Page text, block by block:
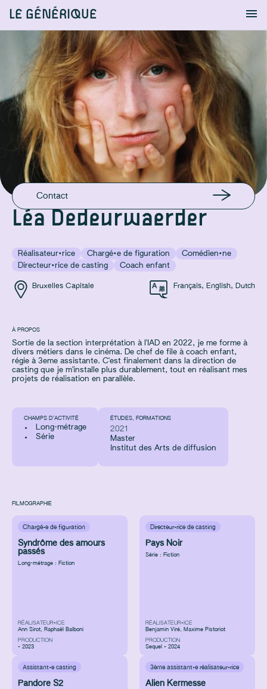
LE GÉNÉRIQUE
S'identifier Chercher
Bruxelles Capitale Français, English, Dutch
Léa Dedeurwaerder
Réalisateur·rice Chargé·e de figuration
Comédien·ne
Directeur·rice de casting
Coach enfant
À PROPOS
Sortie de la section interprétation à l'IAD en 2022, je me forme à
divers métiers dans le cinéma. De chef de file à coach enfant,
régie à 3eme assistante. C'est finalement dans la direction de
casting que je m'installe plus durablement, tout en réalisant mes
projets de réalisation en parallèle.
EN LIGNE
Site Pro
leadede@hotmail.com
+32493357236
Contact
CHAMPS D’ACTIVITÉ
Long-métrage
Série
ÉTUDES, FORMATIONS
2021
Master
Institut des Arts de diffusion
FILMOGRAPHIE
Chargé·e de figuration
Syndrôme des amours
passés
Long-métrage : Fiction
RÉALISATEUR•ICE
Ann Sirot, Raphaël Balboni
PRODUCTION
• 2023
Directeur·rice de casting
Pays Noir
Série : Fiction
RÉALISATEUR•ICE
Benjamin Viré, Maxime Pistoriot
PRODUCTION
Sequel • 2024
Assistant·e casting
Pandore S2
3ème assistant·e réalisateur·rice
Alien Kermesse